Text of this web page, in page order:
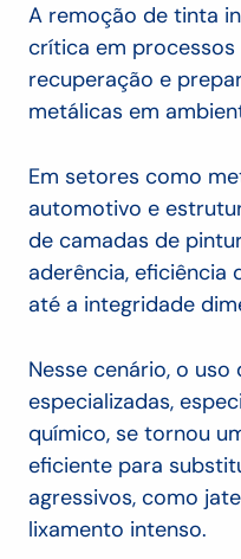
A remoção de tinta
crítica em processos
recuperação e
metálicas em
Em setores como
automotivo e
de camadas de
aderência, eficiência
até a integridade
Nesse cenário, o
especializadas,
químico, se tornou
eficiente para
agressivos, como
lixamento intenso.